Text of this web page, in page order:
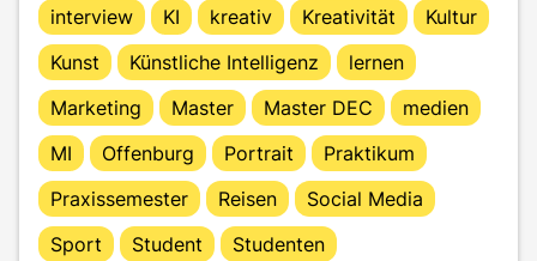
interview
KI kreativ Kreativität
Kultur
Kunst
Künstliche Intelligenz
lernen
Marketing
Master Master DEC
medien
MI
Offenburg Portrait
Praktikum
Praxissemester
Reisen
Social Media
Sport
Student
Studenten